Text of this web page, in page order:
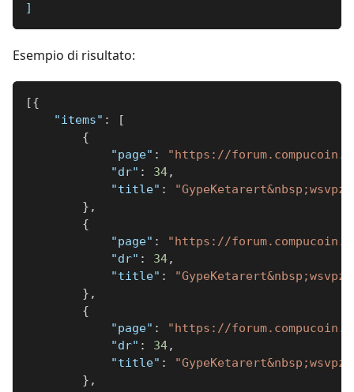
]
Esempio di risultato:
[{
"items" :
[
{
"page" :
"https://
"dr" : 34,
"title" :
"GypeKetarert&nbsp;wsvpz"
} ,
{
"page" :
"https://
"dr" : 34,
"title" :
"GypeKetarert&nbsp;wsvpz"
} ,
{
"page" :
"https://
"dr" : 34,
"title" :
"GypeKetarert&nbsp;wsvpz"
} ,